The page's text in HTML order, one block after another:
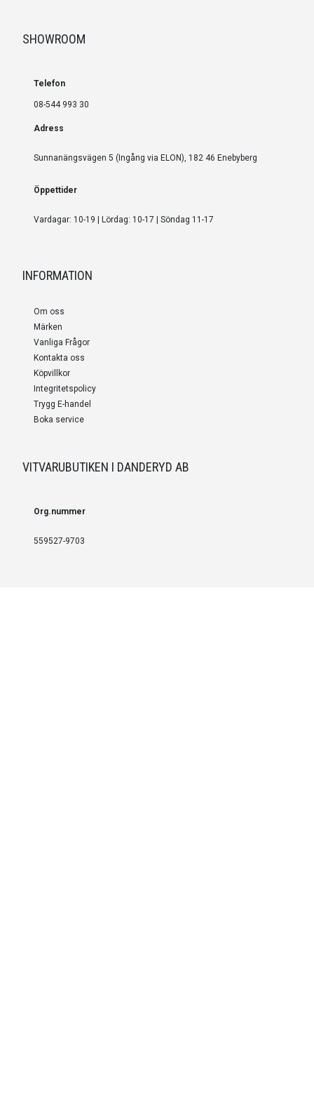
SHOWROOM
Telefon
08-544 993 30
Adress
Sunnanängsvägen 5 (Ingång via ELON), 182 46 Enebyberg
Öppettider
Vardagar: 10-19 | Lördag: 10-17 | Söndag 11-17
INFORMATION
Om oss
Märken
Vanliga Frågor
Kontakta oss
Köpvillkor
Integritetspolicy
Trygg E-handel
Boka service
VITVARUBUTIKEN I DANDERYD AB
Org.nummer
559527-9703